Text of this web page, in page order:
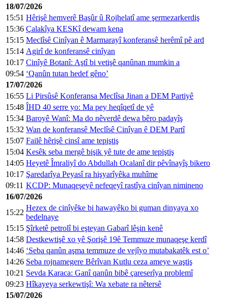
18/07/2026
15:51 Hêrişê hemverê Başûr û Rojhelatî ame şermezarkerdiş
15:36 Çalakîya KESKî dewam kena
15:15 Meclîsê Cinîyan ê Marmarayî konferansê herêmî pê ard
15:14 Agirî de konferansê cinîyan
10:17 Cinîyê Botanî: Aştî bi vetişê qanûnan mumkin a
09:54 ‘Qanûn tutan hedef gêno’
17/07/2026
16:55 Li Pirsûsê Konferansa Meclîsa Jinan a DEM Partiyê
15:48 ÎHD 40 serre yo: Ma pey heqîqetî de yê
15:34 Baroyê Wanî: Ma do nêverdê dewa bêro padayîş
15:32 Wan de konferansê Meclîsê Cinîyan ê DEM Partî
15:07 Failê hêrişê cinsî ame tepiştiş
15:04 Kesêk seba mergê bişik yê tute de ame tepiştiş
14:05 Heyetê Îmraliyî do Abdullah Ocalanî dir pêvînayîş bikero
10:17 Şaredarîya Peyasî ra hişyarîyêka muhîme
09:11 KCDP: Munaqeşeyê nefeqeyî rastîya cinîyan nimineno
16/07/2026
15:22
Hezex de cinîyêke bi hawayêko bi guman dinyaya xo
bedelnaye
15:15 Şîrketê petrolî bi eşteyan Gabarî lêşin kenê
14:58 Destkewtişê xo yê Şorişê 19ê Temmuze munaqeşe kerdî
14:46 ‘Seba qanûn aşma temmuze de vejîyo mutabakatêk est o’
14:26 Seba rojnamegere Bêrîvan Kutlu ceza ameye waştiş
10:21 Sevda Karaca: Ganî qanûn bibê çareserîya problemî
09:23 Hîkayeya serkewtişî: Wa xebate ra nêtersê
15/07/2026